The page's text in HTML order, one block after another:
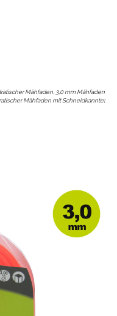
Mähfaden, 3,0 mm Mähfaden
Mähfaden mit Schneidkannte: